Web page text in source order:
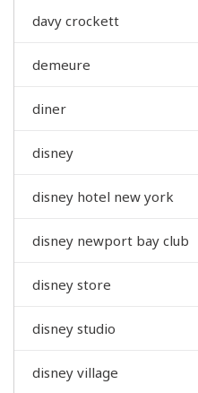
davy crockett
demeure
diner
disney
disney hotel new york
disney newport bay club
disney store
disney studio
disney village